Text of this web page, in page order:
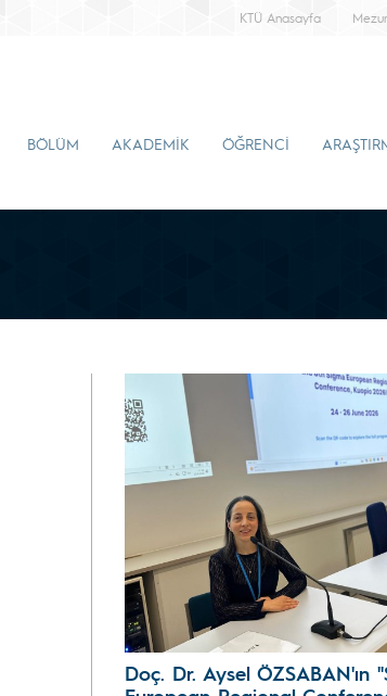
KTÜ Anasayfa
BÖLÜM AKADEMİK ÖĞRENCİ
Doç. Dr. Aysel ÖZSABAN'ın